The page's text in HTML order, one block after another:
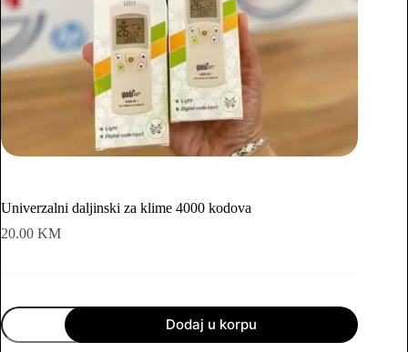
Univerzalni daljinski za klime 4000 kodova
20.00 KM
Univerzalni
daljinski
za
Dodaj u korpu